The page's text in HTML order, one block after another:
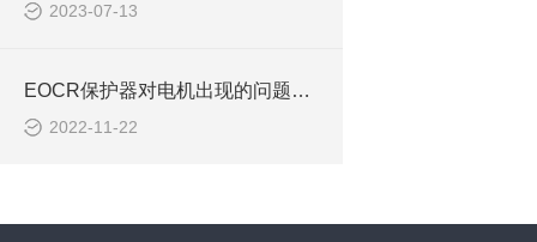
2023-07-13
EOCR保护器对电机出现的问题处理方式EOCRIFDM
2022-11-22